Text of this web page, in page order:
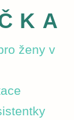
ženy v